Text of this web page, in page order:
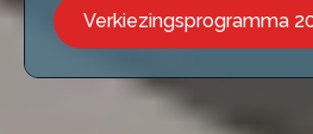
Verkiezingsprogramma